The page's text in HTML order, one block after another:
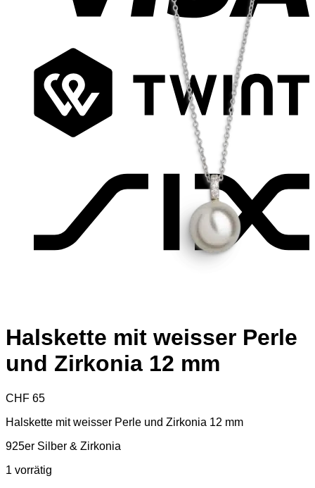
Halskette mit weisser Perle
und Zirkonia 12 mm
CHF 65
Halskette mit weisser Perle und Zirkonia 12 mm
925er Silber & Zirkonia
1 vorrätig